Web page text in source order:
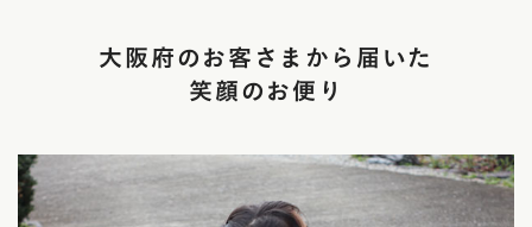
大阪府のお客さまから届いた
笑顔のお便り